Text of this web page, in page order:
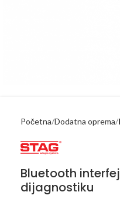
Početna Dodatna oprema
Bluetooth
dijagnostiku